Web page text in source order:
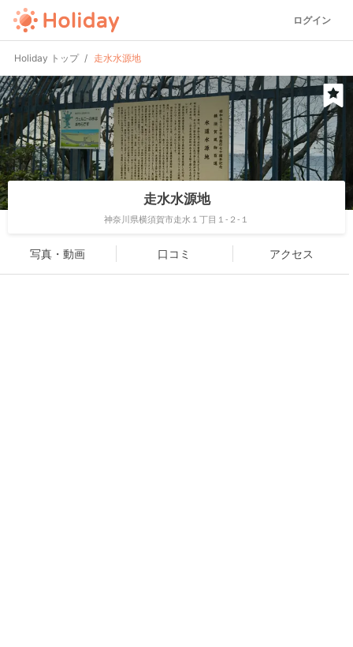
ログイン
Holiday トップ 走水水源地
走水水源地
神奈川県横須賀市走水１丁目１-２-１
写真・動画 口コミ アクセス